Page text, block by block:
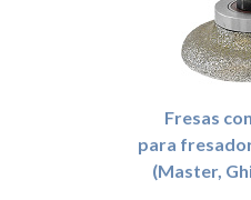
Fresas
para
(Master,